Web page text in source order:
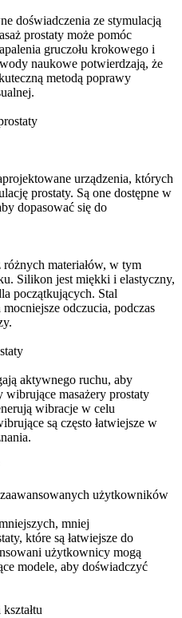
doświadczenia ze stymulacją
prostaty może pomóc
gruczołu krokowego i
naukowe potwierdzają, że
metodą poprawy
urządzenia, których
prostaty. Są one dostępne w
dopasować się do
materiałów, w tym
Silikon jest miękki i elastyczny,
początkujących. Stal
odczucia, podczas
aktywnego ruchu, aby
wibrujące masażery prostaty
wibracje w celu
są często łatwiejsze w
użytkowników
mniej
które są łatwiejsze do
użytkownicy mogą
modele, aby doświadczyć